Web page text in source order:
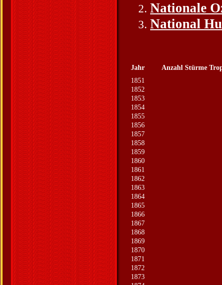
Nationale
National
Jahr Anzahl Stürme
1851
1852
1853
1854
1855
1856
1857
1858
1859
1860
1861
1862
1863
1864
1865
1866
1867
1868
1869
1870
1871
1872
1873